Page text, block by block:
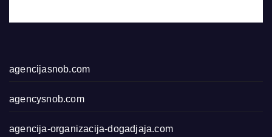
agencijasnob.com
agencysnob.com
agencija-organizacija-dogadjaja.com